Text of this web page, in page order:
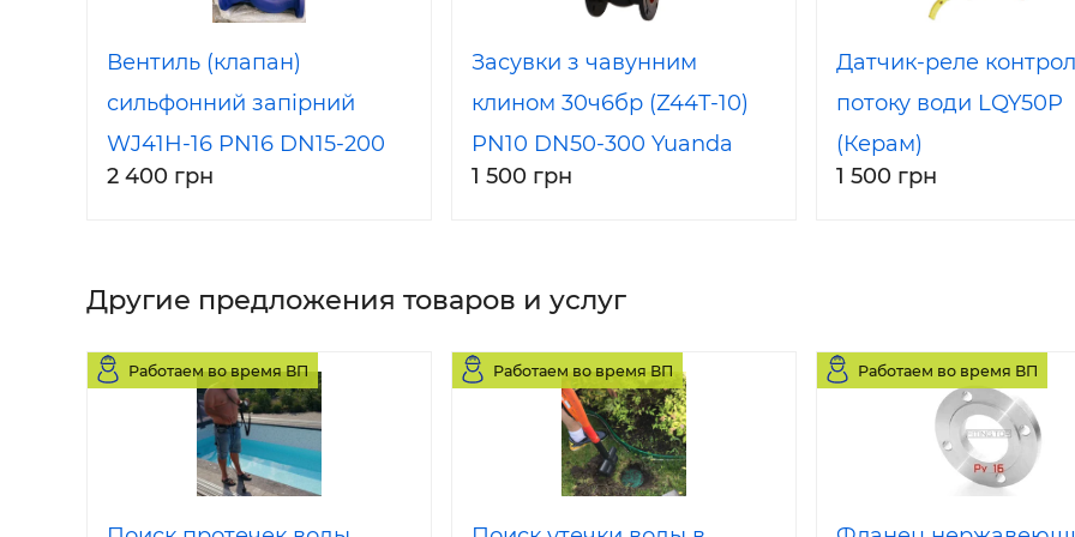
Вентиль (клапан)
сильфонний запірний
WJ41H-16 PN16 DN15-200
2 400 грн
Засувки з чавунним
клином 30ч6бр (Z44Т-10)
PN10 DN50-300 Yuanda
Valve Group.
1 500 грн
Датчик-реле
потоку води LQY50P
(Керам)
1 500 грн
Другие предложения товаров и услуг
Работаем во время ВП Работаем во время ВП Работаем во время ВП